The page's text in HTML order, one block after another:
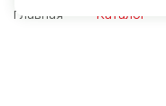
Главная Каталог